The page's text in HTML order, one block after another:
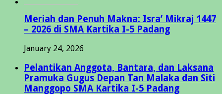
Meriah dan Penuh Makna: Isra’ Mikraj 1447
– 2026 di SMA Kartika I-5 Padang
January 24, 2026
Pelantikan Anggota, Bantara, dan Laksana
Pramuka Gugus Depan Tan Malaka dan Siti
Manggopo SMA Kartika I-5 Padang